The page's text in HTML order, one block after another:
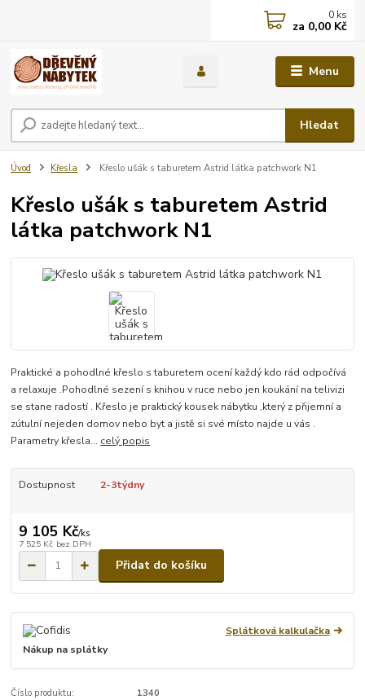
Menu
Hledat
0 ks
za 0,00 Kč
Úvod Křesla Křeslo ušák s taburetem Astrid látka patchwork N1
Křeslo ušák s taburetem Astrid
látka patchwork N1
Praktické a pohodlné křeslo s taburetem ocení každý kdo rád odpočívá
a relaxuje .Pohodlné sezení s knihou v ruce nebo jen koukání na telivizi
se stane radostí . Křeslo je praktický kousek nábytku ,který z přijemní a
zútulní nejeden domov nebo byt a jistě si své místo najde u vás .
Parametry křesla... celý popis
Dostupnost 2-3týdny
9 105 Kč/ks
7 525 Kč bez DPH
Přidat do košíku
Splátková kalkulačka
Nákup na splátky
Číslo produktu: 1340